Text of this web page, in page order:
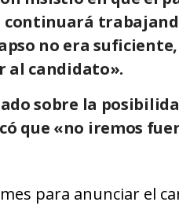
continuará
no era
al candidato».
sobre la
que «no iremos
para anunciar el